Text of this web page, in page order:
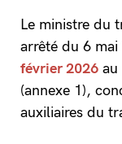
Le ministre du
arrêté du 6
février 2026 au
(annexe 1),
auxiliaires du